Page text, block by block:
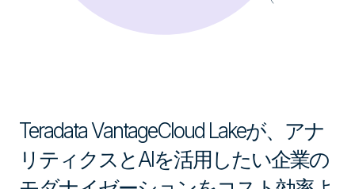
Teradata VantageCloud Lakeが、アナ
リティクスとAIを活用したい企業の